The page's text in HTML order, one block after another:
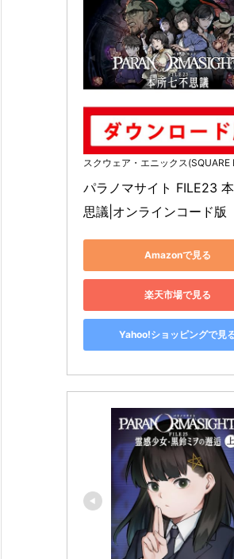
我が子を生き返らせるためな
ることも躊躇わない
スクウェア・エニックス(SQUARE
パラノマサイト FILE23
思議|オンラインコード版
Amazonで見る
楽天市場で見る
Yahoo!ショッピングで見